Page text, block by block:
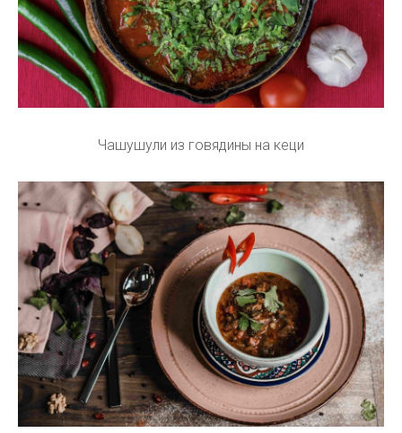
Чашушули из говядины на кеци